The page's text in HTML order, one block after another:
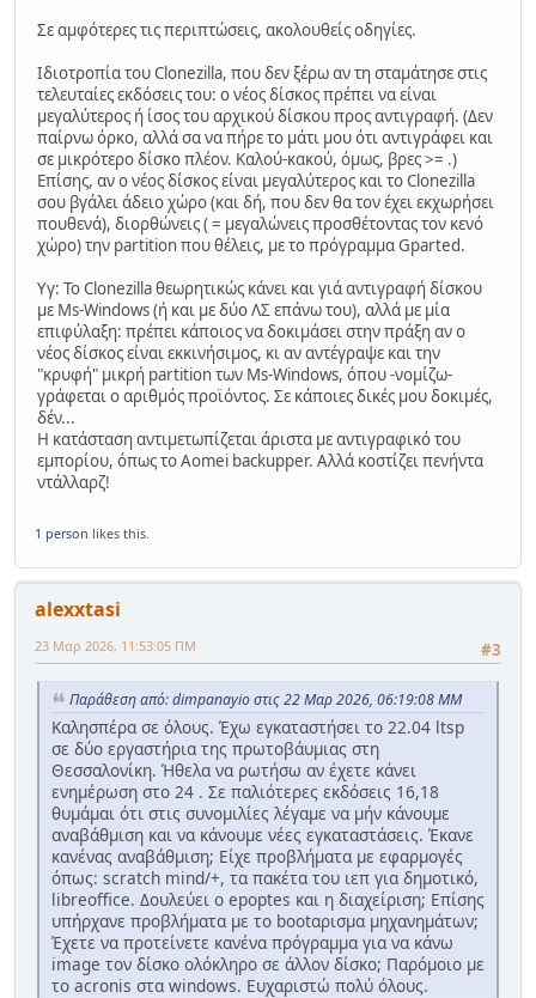
Σε αμφότερες τις περιπτώσεις, ακολουθείς οδηγίες.
Ιδιοτροπία του Clonezilla, που δεν ξέρω αν τη σταμάτησε στις
τελευταίες εκδόσεις του: ο νέος δίσκος πρέπει να είναι
μεγαλύτερος ή ίσος του αρχικού δίσκου προς αντιγραφή. (Δεν
παίρνω όρκο, αλλά σα να πήρε το μάτι μου ότι αντιγράφει και
σε μικρότερο δίσκο πλέον. Καλού-κακού, όμως, βρες >= .)
Επίσης, αν ο νέος δίσκος είναι μεγαλύτερος και το Clonezilla
σου βγάλει άδειο χώρο (και δή, που δεν θα τον έχει εκχωρήσει
πουθενά), διορθώνεις ( = μεγαλώνεις προσθέτοντας τον κενό
χώρο) την partition που θέλεις, με το πρόγραμμα Gparted.
Υγ: Το Clonezilla θεωρητικώς κάνει και γιά αντιγραφή δίσκου
με Ms-Windows (ή και με δύο ΛΣ επάνω του), αλλά με μία
επιφύλαξη: πρέπει κάποιος να δοκιμάσει στην πράξη αν ο
νέος δίσκος είναι εκκινήσιμος, κι αν αντέγραψε και την
"κρυφή" μικρή partition των Ms-Windows, όπου -νομίζω-
γράφεται ο αριθμός προϊόντος. Σε κάποιες δικές μου δοκιμές,
δέν...
Η κατάσταση αντιμετωπίζεται άριστα με αντιγραφικό του
εμπορίου, όπως το Aomei backupper. Αλλά κοστίζει πενήντα
ντάλλαρζ!
1 person likes this.
alexxtasi
#3
23 Μαρ 2026, 11:53:05 ΠΜ
Παράθεση από: dimpanayio στις 22 Μαρ 2026, 06:19:08 ΜΜ
Καλησπέρα σε όλους. Έχω εγκαταστήσει το 22.04 ltsp
σε δύο εργαστήρια της πρωτοβάυμιας στη
Θεσσαλονίκη. Ήθελα να ρωτήσω αν έχετε κάνει
ενημέρωση στο 24 . Σε παλιότερες εκδόσεις 16,18
θυμάμαι ότι στις συνομιλίες λέγαμε να μήν κάνουμε
αναβάθμιση και να κάνουμε νέες εγκαταστάσεις. Έκανε
κανένας αναβάθμιση; Είχε προβλήματα με εφαρμογές
όπως: scratch mind/+, τα πακέτα του ιεπ για δημοτικό,
libreoffice. Δουλεύει ο epoptes και η διαχείριση; Επίσης
υπήρχανε προβλήματα με το bootαρισμα μηχανημάτων;
Έχετε να προτείνετε κανένα πρόγραμμα για να κάνω
image τον δίσκο ολόκληρο σε άλλον δίσκο; Παρόμοιο με
το acronis στα windows. Ευχαριστώ πολύ όλους.